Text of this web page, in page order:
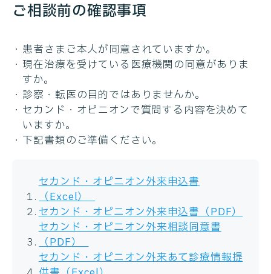
ご相談前の確認事項
患者さまご本人が同意されていますか。
現在治療を受けている医療機関の同意がありま
すか。
診察・転医の目的ではありませんか。
セカンド・オピニオンで質問する内容を決めて
いますか。
下記書類のご準備ください。
セカンド・オピニオン外来申込書
（Excel）
セカンド・オピニオン外来申込書（PDF）
セカンド・オピニオン外来相談同意書
（PDF）
セカンド・オピニオン外来あて診療情報提